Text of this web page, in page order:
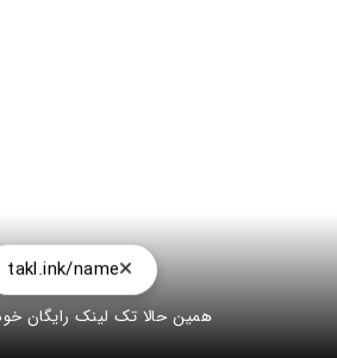
takl.ink/name
همین حالا تک لینک رایگان